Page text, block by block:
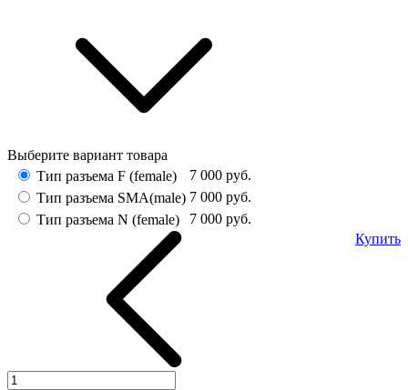
Выберите вариант товара
Тип разъема F (female)
7 000 руб.
Тип разъема SMA(male) 7 000 руб.
Тип разъема N (female)
7 000 руб.
Купить